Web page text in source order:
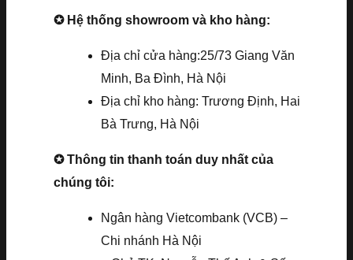
✪ Hệ thống showroom và kho hàng:
Địa chỉ cửa hàng:25/73 Giang Văn
Minh, Ba Đình, Hà Nội
Địa chỉ kho hàng: Trương Định, Hai
Bà Trưng, Hà Nội
✪ Thông tin thanh toán duy nhất của
chúng tôi:
Ngân hàng Vietcombank (VCB) –
Chi nhánh Hà Nội